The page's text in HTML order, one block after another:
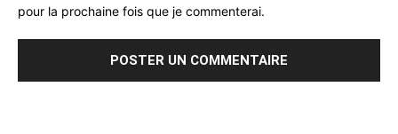
pour la prochaine fois que je commenterai.